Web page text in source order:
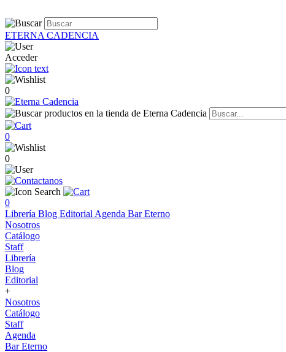
ETERNA CADENCIA
Acceder
0
0
0
0
Librería Blog Editorial Agenda Bar Eterno
Nosotros
Catálogo
Staff
Librería
Blog
Editorial
+
Nosotros
Catálogo
Staff
Agenda
Bar Eterno